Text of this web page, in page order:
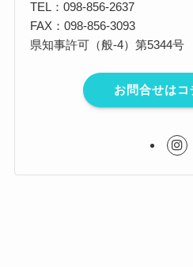
TEL：098-856-2637
FAX：098-856-3093
県知事許可（般-4）第5344号
お問合せはコ